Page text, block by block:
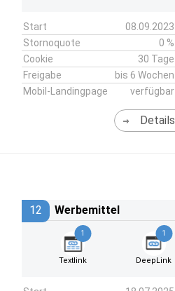
Start
08.09.2023
Stornoquote
0 %
Cookie
30 Tage
Freigabe
bis 6 Wochen
Mobil-Landingpage
verfügbar
Details
12 Werbemittel
1
Textlink
1
DeepLink